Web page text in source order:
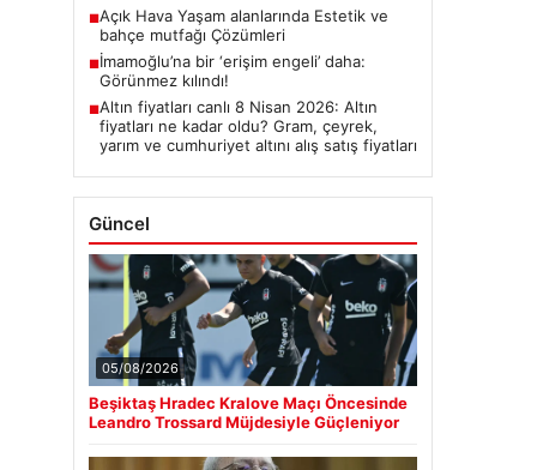
■Açık Hava Yaşam alanlarında Estetik ve
bahçe mutfağı Çözümleri
■İmamoğlu’na bir ‘erişim engeli’ daha:
Görünmez kılındı!
■Altın fiyatları canlı 8 Nisan 2026: Altın
fiyatları ne kadar oldu? Gram, çeyrek,
yarım ve cumhuriyet altını alış satış fiyatları
Güncel
05/08/2026
Beşiktaş Hradec Kralove Maçı Öncesinde
Leandro Trossard Müjdesiyle Güçleniyor